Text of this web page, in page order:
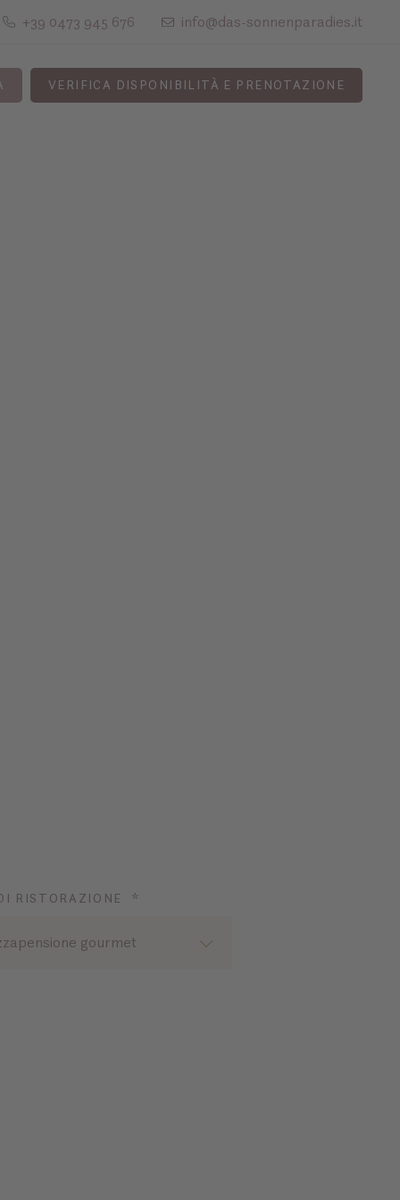
+39 0473 945 676 info@das-sonnenparadies.it
VERIFICA DISPONIBILITÀ E PRENOTAZIONE
RISTORAZIONE *
gourmet